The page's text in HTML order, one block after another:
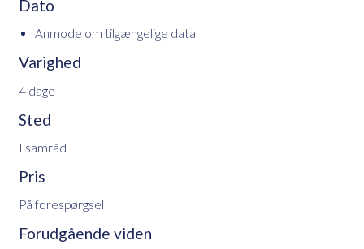
Dato
Anmode om tilgængelige data
Varighed
4 dage
Sted
I samråd
Pris
På forespørgsel
Forudgående viden